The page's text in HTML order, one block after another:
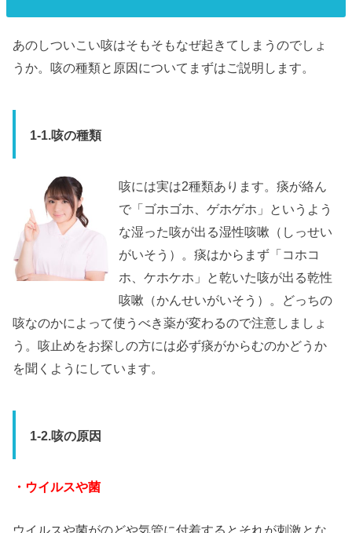
あのしついこい咳はそもそもなぜ起きてしまうのでしょ
うか。咳の種類と原因についてまずはご説明します。
1-1.咳の種類
咳には実は2種類あります。痰が絡ん
で「ゴホゴホ、ゲホゲホ」というよう
な湿った咳が出る湿性咳嗽（しっせい
がいそう）。痰はからまず「コホコ
ホ、ケホケホ」と乾いた咳が出る乾性
咳嗽（かんせいがいそう）。どっちの
咳なのかによって使うべき薬が変わるので注意しましょ
う。咳止めをお探しの方には必ず痰がからむのかどうか
を聞くようにしています。
1-2.咳の原因
・ウイルスや菌